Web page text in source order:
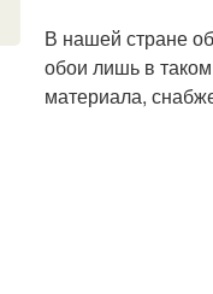
В нашей стране
обои лишь в
материала,